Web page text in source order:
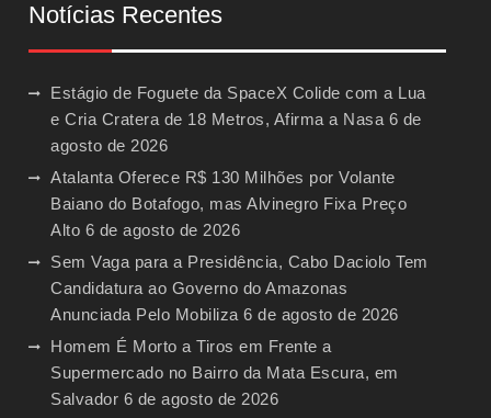
Notícias Recentes
Estágio de Foguete da SpaceX Colide com a Lua
e Cria Cratera de 18 Metros, Afirma a Nasa 6 de
agosto de 2026
Atalanta Oferece R$ 130 Milhões por Volante
Baiano do Botafogo, mas Alvinegro Fixa Preço
Alto 6 de agosto de 2026
Sem Vaga para a Presidência, Cabo Daciolo Tem
Candidatura ao Governo do Amazonas
Anunciada Pelo Mobiliza 6 de agosto de 2026
Homem É Morto a Tiros em Frente a
Supermercado no Bairro da Mata Escura, em
Salvador 6 de agosto de 2026